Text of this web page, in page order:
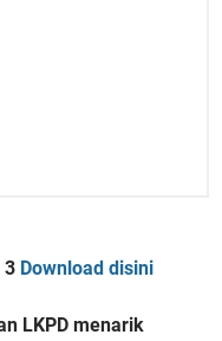
3 Download disini
LKPD menarik